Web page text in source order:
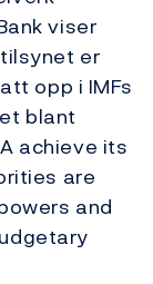
viser
er
opp i IMFs
blant
achieve its
are
and